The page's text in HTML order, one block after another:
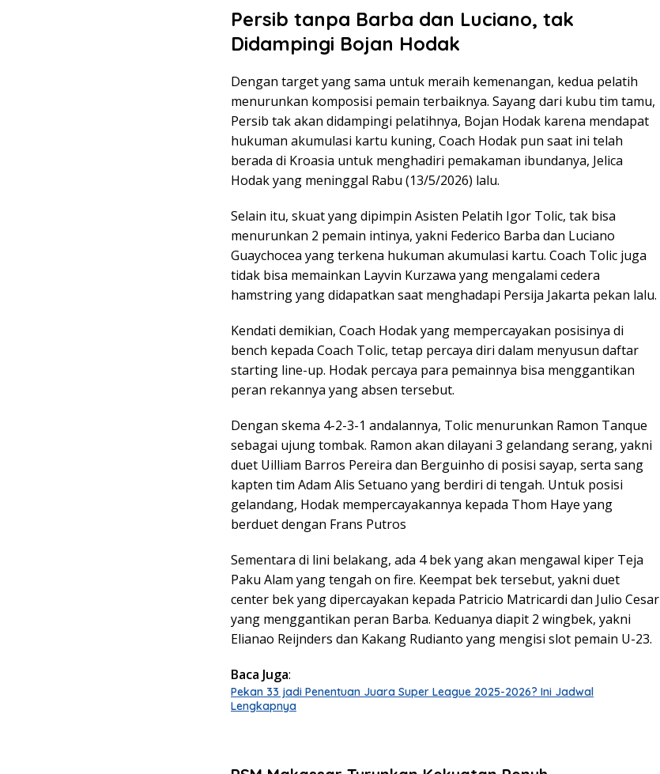
Persib tanpa Barba dan Luciano, tak
Didampingi Bojan Hodak
Dengan target yang sama untuk meraih kemenangan, kedua pelatih
menurunkan komposisi pemain terbaiknya. Sayang dari kubu tim tamu,
Persib tak akan didampingi pelatihnya, Bojan Hodak karena mendapat
hukuman akumulasi kartu kuning, Coach Hodak pun saat ini telah
berada di Kroasia untuk menghadiri pemakaman ibundanya, Jelica
Hodak yang meninggal Rabu (13/5/2026) lalu.
Selain itu, skuat yang dipimpin Asisten Pelatih Igor Tolic, tak bisa
menurunkan 2 pemain intinya, yakni Federico Barba dan Luciano
Guaychocea yang terkena hukuman akumulasi kartu. Coach Tolic juga
tidak bisa memainkan Layvin Kurzawa yang mengalami cedera
hamstring yang didapatkan saat menghadapi Persija Jakarta pekan lalu.
Kendati demikian, Coach Hodak yang mempercayakan posisinya di
bench kepada Coach Tolic, tetap percaya diri dalam menyusun daftar
starting line-up. Hodak percaya para pemainnya bisa menggantikan
peran rekannya yang absen tersebut.
Dengan skema 4-2-3-1 andalannya, Tolic menurunkan Ramon Tanque
sebagai ujung tombak. Ramon akan dilayani 3 gelandang serang, yakni
duet Uilliam Barros Pereira dan Berguinho di posisi sayap, serta sang
kapten tim Adam Alis Setuano yang berdiri di tengah. Untuk posisi
gelandang, Hodak mempercayakannya kepada Thom Haye yang
berduet dengan Frans Putros
Sementara di lini belakang, ada 4 bek yang akan mengawal kiper Teja
Paku Alam yang tengah on fire. Keempat bek tersebut, yakni duet
center bek yang dipercayakan kepada Patricio Matricardi dan Julio Cesar
yang menggantikan peran Barba. Keduanya diapit 2 wingbek, yakni
Elianao Reijnders dan Kakang Rudianto yang mengisi slot pemain U-23.
Baca Juga:
Pekan 33 jadi Penentuan Juara Super League 2025-2026? Ini Jadwal
Lengkapnya